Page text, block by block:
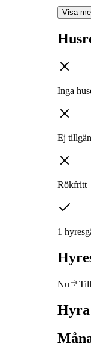
Visa
Inga
Ej
Rökfritt
1
Nu
Hyra